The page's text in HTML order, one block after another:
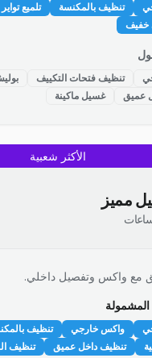
تنظيف بالمكنسة تلميع تواير
خفيف
تنظيف فتحات التكييف
بوليش ٣
عميق
غسيل ماكينة
الأكثر شعبية
مميز
مع واكس وتفصيل داخلي.
واكس خارجي تنظيف
تنظيف داخل عميق تنظيف